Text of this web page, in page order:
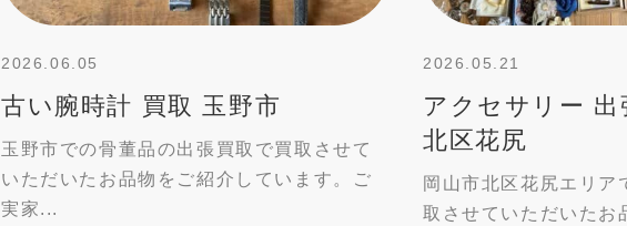
2026.06.05
古い腕時計 買取 玉野市
玉野市での骨董品の出張買取で買取させて
いただいたお品物をご紹介しています。ご
実家...
2026.05.21
アクセサリー 出
北区花尻
岡山市北区花尻エリア
取させていただいたお